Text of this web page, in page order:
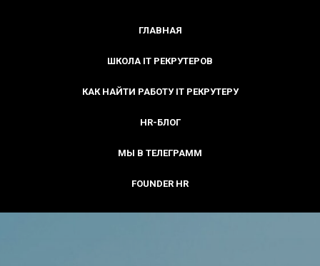
ГЛАВНАЯ
ШКОЛА IT РЕКРУТЕРОВ
КАК НАЙТИ РАБОТУ IT РЕКРУТЕРУ
HR-БЛОГ
МЫ В ТЕЛЕГРАММ
FOUNDER HR